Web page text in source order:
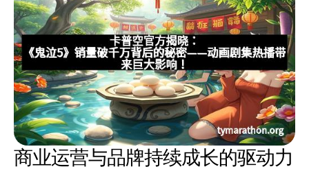
商业运营与品牌持续成长的驱动力